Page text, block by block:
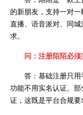
的新朋友，支持一对
直播、语音派对、同
求。
问：注册陌陌必须
答：基础注册只
功能不用实名认证。
证，这既是平台合规要